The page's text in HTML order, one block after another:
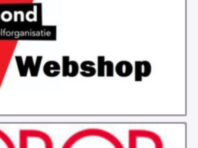
GROEP A’DAM
BRUGGE